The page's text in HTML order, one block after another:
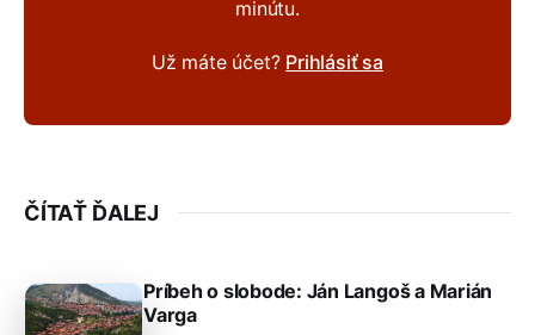
minútu.
Už máte účet? Prihlásiť sa
ČÍTAŤ ĎALEJ
Príbeh o slobode: Ján Langoš a Marián
Varga